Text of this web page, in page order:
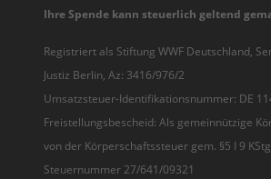
Ihre Spende kann steuerlich geltend
Registriert als Stiftung WWF Deutschland,
Justiz Berlin, Az: 3416/976/2
Umsatzsteuer-Identifikationsnummer: DE
Freistellungsbescheid: Als gemeinnützige
von der Körperschaftssteuer gem. §5 I 9
Steuernummer 27/641/09321